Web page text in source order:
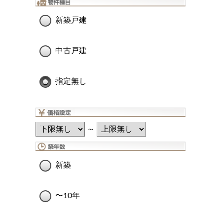
新築戸建
中古戸建
指定無し
～
新築
〜10年